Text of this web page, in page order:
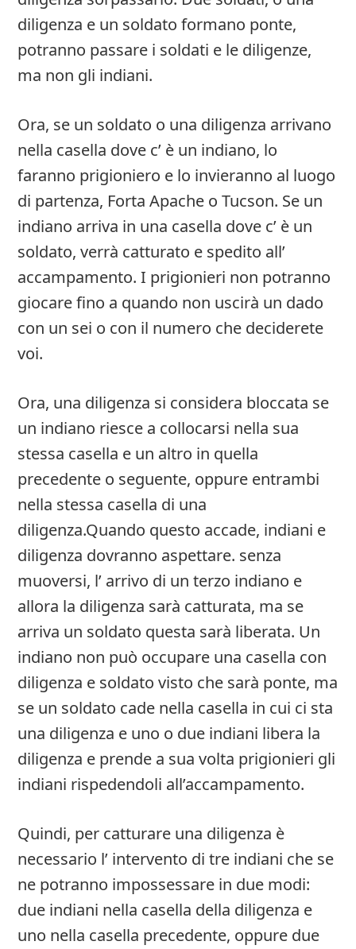
diligenza e un soldato formano ponte,
potranno passare i soldati e le diligenze,
ma non gli indiani.
Ora, se un soldato o una diligenza arrivano
nella casella dove c’ è un indiano, lo
faranno prigioniero e lo invieranno al luogo
di partenza, Forta Apache o Tucson. Se un
indiano arriva in una casella dove c’ è un
soldato, verrà catturato e spedito all’
accampamento. I prigionieri non potranno
giocare fino a quando non uscirà un dado
con un sei o con il numero che deciderete
voi.
Ora, una diligenza si considera bloccata se
un indiano riesce a collocarsi nella sua
stessa casella e un altro in quella
precedente o seguente, oppure entrambi
nella stessa casella di una
diligenza.Quando questo accade, indiani e
diligenza dovranno aspettare. senza
muoversi, l’ arrivo di un terzo indiano e
allora la diligenza sarà catturata, ma se
arriva un soldato questa sarà liberata. Un
indiano non può occupare una casella con
diligenza e soldato visto che sarà ponte, ma
se un soldato cade nella casella in cui ci sta
una diligenza e uno o due indiani libera la
diligenza e prende a sua volta prigionieri gli
indiani rispedendoli all’accampamento.
Quindi, per catturare una diligenza è
necessario l’ intervento di tre indiani che se
ne potranno impossessare in due modi:
due indiani nella casella della diligenza e
uno nella casella precedente, oppure due